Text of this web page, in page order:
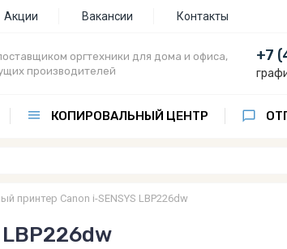
Акции Вакансии Контакты
оргтехники для дома и офиса,
производителей
+7
КОПИРОВАЛЬНЫЙ ЦЕНТР
принтер Canon i-SENSYS LBP226dw